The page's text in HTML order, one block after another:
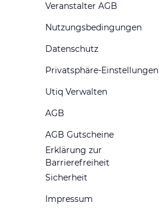
Veranstalter AGB
Nutzungsbedingungen
Datenschutz
Privatsphäre-Einstellungen
Utiq Verwalten
AGB
AGB Gutscheine
Erklärung zur
Barrierefreiheit
Sicherheit
Impressum